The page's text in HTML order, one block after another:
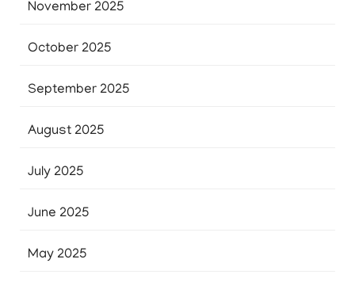
November 2025
October 2025
September 2025
August 2025
July 2025
June 2025
May 2025